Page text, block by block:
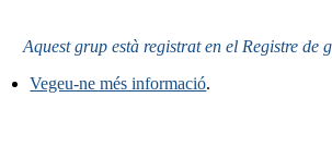
Aquest grup està registrat en el Registre de
Vegeu-ne més informació.